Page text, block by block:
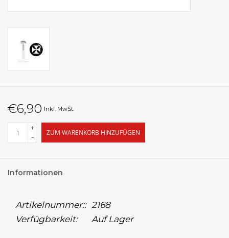
€6,90 Inkl. MwSt.
+
-
ZUM WARENKORB HINZUFÜGEN
Informationen
Artikelnummer:: 2168
Verfügbarkeit:
Auf Lager